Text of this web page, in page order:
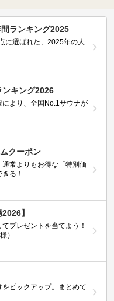
ランキング2025
に選ばれた、2025年の人
ンキング2026
より、全国No.1サウナが
クーポン
常よりもお得な「特別価
る！
】
プレゼントを当てよう！
）
ピックアップ。まとめて